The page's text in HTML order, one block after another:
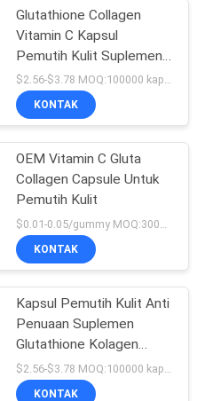
856
sari
28
Glutathione Collagen
Vitamin C Kapsul
Pemutih Kulit Suplemen
Gummies
$2.56-$3.78 MOQ:100000 kapsul / tablet
KONTAK
OEM Vitamin C Gluta
Collagen Capsule Untuk
Pemutih Kulit
$0.01-0.05/gummy MOQ:30000 Gummies
KONTAK
Kapsul Pemutih Kulit Anti
Penuaan Suplemen
Glutathione Kolagen
Untuk Mengurangi Bintik
Hitam Dan Jerawat
KONTAK